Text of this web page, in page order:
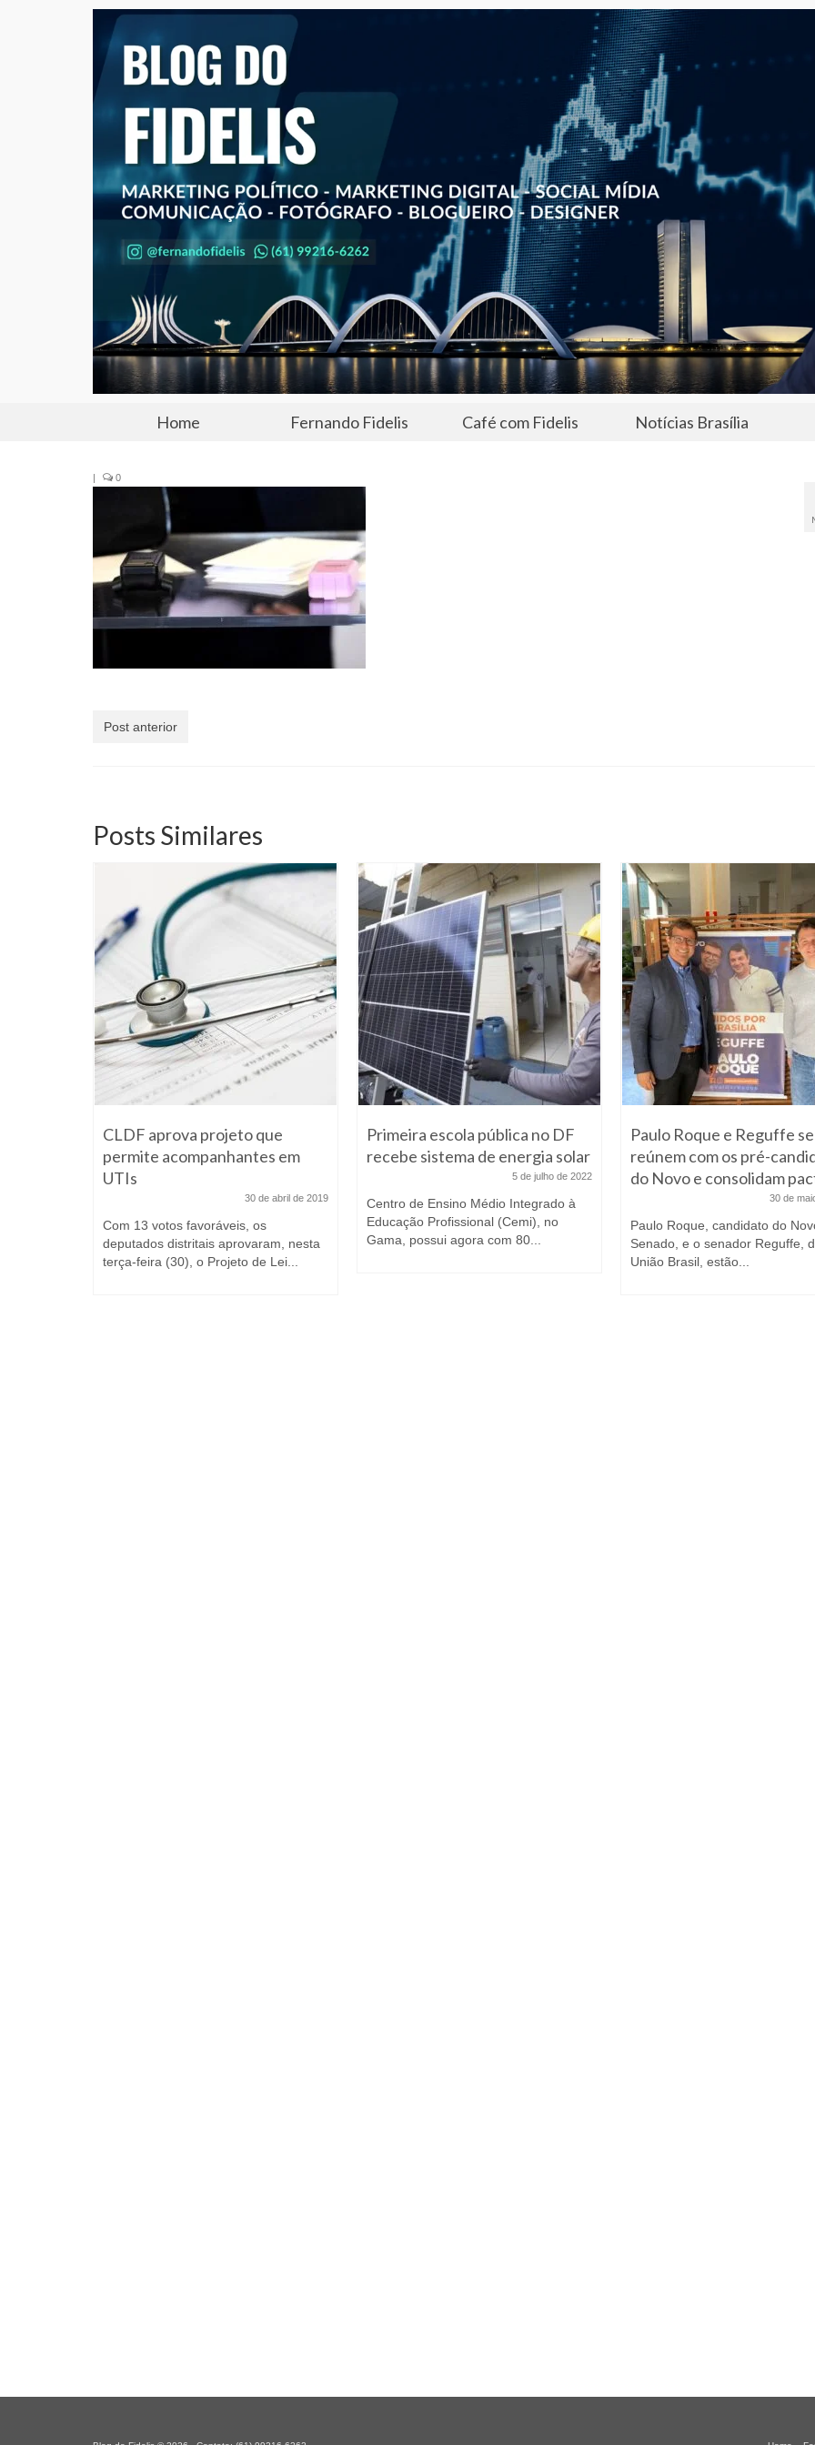
Home Fernando Fidelis Café com Fidelis Notícias Brasília
| 0
Post anterior
Posts Similares
CLDF aprova projeto que
permite acompanhantes em
UTIs
30 de abril de 2019
Com 13 votos favoráveis, os
deputados distritais aprovaram, nesta
terça-feira (30), o Projeto de Lei...
Primeira escola pública no DF
recebe sistema de energia solar
5 de julho de 2022
Centro de Ensino Médio Integrado à
Educação Profissional (Cemi), no
Gama, possui agora com 80...
Paulo Roque e Reguffe se
reúnem com os pré-
do Novo e consolidam
30 de
Paulo Roque, candidato do
Senado, e o senador Reguffe,
União Brasil, estão...